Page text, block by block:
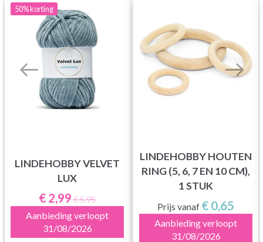
50%korting
LINDEHOBBY VELVET
LUX
€ 2,99 € 5,95
Aanbieding verloopt
31/08/2026
LINDEHOBBY HOUTEN
RING (5, 6, 7 EN 10 CM),
1 STUK
Prijs vanaf € 0,65
Aanbieding verloopt
31/08/2026